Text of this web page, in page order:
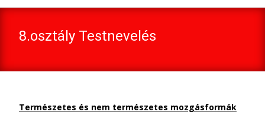
8.osztály Testnevelés
Természetes és nem természetes mozgásformák